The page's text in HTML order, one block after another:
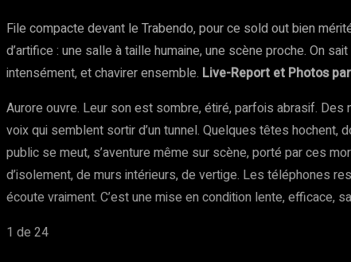
File compacte devant le Trabendo, pour ce sold out bien
d’artifice : une salle à taille humaine, une scène proche. On sait
intensément, et chavirer ensemble. Live-Report et Photos
Aurore ouvre. Leur son est sombre, étiré, parfois abrasif. Des
voix qui semblent sortir d’un tunnel. Quelques têtes hochent,
public se meut, s’aventure même sur scène, porté par ces
d’isolement, de murs intérieurs, de vertige. Les téléphones
écoute vraiment. C’est une mise en condition lente, efficace,
1 de 24